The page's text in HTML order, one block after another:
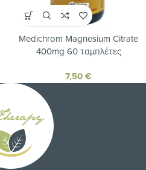
Medichrom Magnesium Citrate
400mg 60 ταμπλέτες
7,50€